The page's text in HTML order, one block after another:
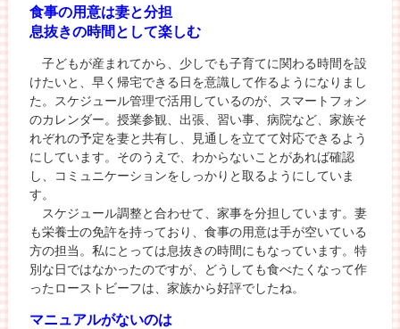
食事の用意は妻と分担
息抜きの時間として楽しむ
子どもが産まれてから、少しでも子育てに関わる時間を設
けたいと、早く帰宅できる日を意識して作るようになりまし
た。スケジュール管理で活用しているのが、スマートフォン
のカレンダー。授業参観、出張、習い事、病院など、家族そ
れぞれの予定を妻と共有し、見通しを立てて対応できるよう
にしています。そのうえで、わからないことがあれば確認
し、コミュニケーションをしっかりと取るようにしていま
す。
スケジュール調整と合わせて、家事を分担しています。妻
も栄養士の免許を持っており、食事の用意は手が空いている
方の担当。私にとっては息抜きの時間にもなっています。特
別な日ではなかったのですが、どうしても食べたくなって作
ったローストビーフは、家族から好評でしたね。
マニュアルがないのは